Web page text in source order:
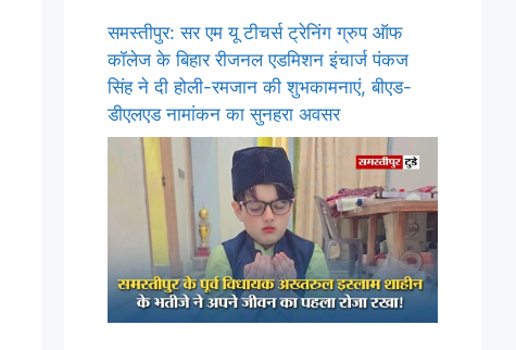
समस्तीपुर: सर एम यू टीचर्स ट्रेनिंग ग्रुप ऑफ
कॉलेज के बिहार रीजनल एडमिशन इंचार्ज पंकज
सिंह ने दी होली-रमजान की शुभकामनाएं, बीएड-
डीएलएड नामांकन का सुनहरा अवसर